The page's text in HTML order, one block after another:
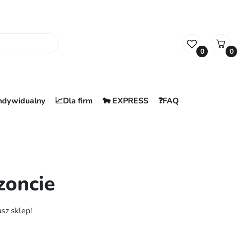
0 0
📈Dla firm 🐄 EXPRESS ❓FAQ
sklep!